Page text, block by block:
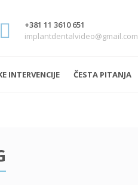
+381 11 3610 651
implantdentalvideo@gmail.com
INTERVENCIJE ČESTA PITANJA